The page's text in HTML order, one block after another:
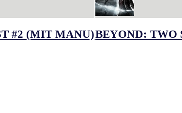
#2 (MIT MANU)BEYOND: TWO